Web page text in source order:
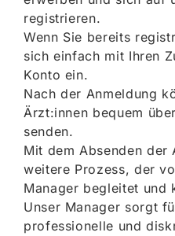
registrieren.
Wenn Sie bereits
sich einfach mit Ihren
Konto ein.
Nach der Anmeldung
Ärzt:innen bequem
senden.
Mit dem Absenden der
weitere Prozess, der
Manager begleitet und
Unser Manager sorgt
professionelle und